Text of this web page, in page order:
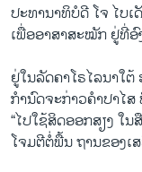
ປະທານາທິບໍດີ ໂຈ ໄບ
ເພື່ອອາສາສະໝັກ ຢູ່ທີ່ອົ
ຢູ່ໃນລັດຄາໂຣໄລນາໃ
ກຳນົດຈະກ່າວຄຳປາໄ
“ໄປໃຊ້ສິດອອກສຽງ ໃ
ໂຈມຕີຕໍ່ພື້ນ ຖານຂອງເ